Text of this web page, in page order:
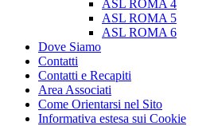
ASL ROMA 4
ASL ROMA 5
ASL ROMA 6
Dove Siamo
Contatti
Contatti e Recapiti
Area Associati
Come Orientarsi nel Sito
Informativa estesa sui Cookie